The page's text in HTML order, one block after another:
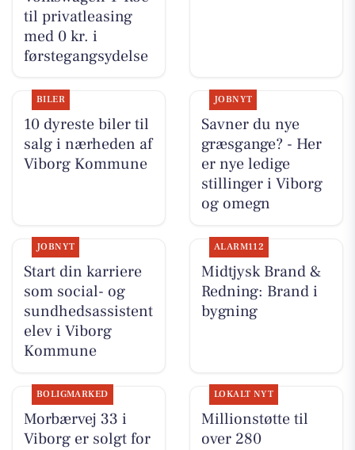
til privatleasing
med 0 kr. i
førstegangsydelse
BILER
10 dyreste biler til
salg i nærheden af
Viborg Kommune
JOBNYT
Savner du nye
græsgange? - Her
er nye ledige
stillinger i Viborg
og omegn
JOBNYT
Start din karriere
som social- og
sundhedsassistent
elev i Viborg
Kommune
ALARM112
Midtjysk Brand &
Redning: Brand i
bygning
BOLIGMARKED
Morbærvej 33 i
Viborg er solgt for
LOKALT NYT
Millionstøtte til
over 280